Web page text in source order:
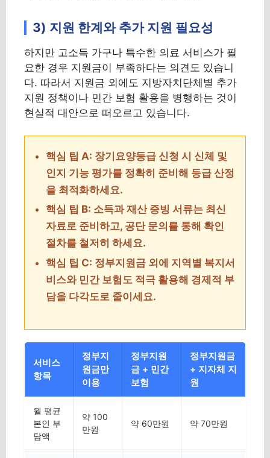
3) 지원 한계와 추가 지원 필요성
하지만 고소득 가구나 특수한 의료 서비스가 필
요한 경우 지원금이 부족하다는 의견도 있습니
다. 따라서 지원금 외에도 지방자치단체별 추가
지원 정책이나 민간 보험 활용을 병행하는 것이
현실적 대안으로 떠오르고 있습니다.
핵심 팁 A: 장기요양등급 신청 시 신체 및
인지 기능 평가를 정확히 준비해 등급 산정
을 최적화하세요.
핵심 팁 B: 소득과 재산 증빙 서류는 최신
자료로 준비하고, 공단 문의를 통해 확인
절차를 철저히 하세요.
핵심 팁 C: 정부지원금 외에 지역별 복지서
비스와 민간 보험도 적극 활용해 경제적 부
담을 다각도로 줄이세요.
서비스
항목
정부지
원금만
이용
정부지원
금 + 민간
보험
정부지원금
+ 지자체 지
원
월 평균
본인 부
담액
약 100
만원
약 60만원 약 70만원